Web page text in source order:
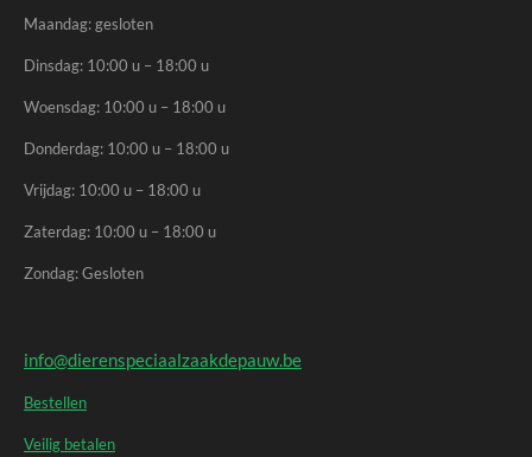
Maandag: gesloten
Dinsdag: 10:00 u – 18:00 u
Woensdag: 10:00 u – 18:00 u
Donderdag: 10:00 u – 18:00 u
Vrijdag: 10:00 u – 18:00 u
Zaterdag: 10:00 u – 18:00 u
Zondag: Gesloten
info@dierenspeciaalzaakdepauw.be
Bestellen
Veilig betalen